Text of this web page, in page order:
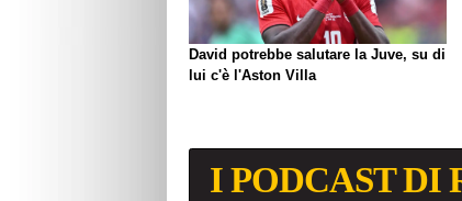
David potrebbe salutare la Juve, su di
lui c'è l'Aston Villa
I PODCAST DI